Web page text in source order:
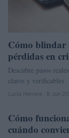
Cómo blindar
pérdidas en
Descubre pasos
claros y verificables
Lucía Herrera · 8 Jun
HOW TO
Cómo
cuándo